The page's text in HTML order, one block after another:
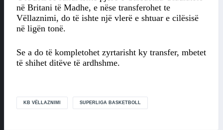
në Britani të Madhe, e nëse transferohet te
Vëllaznimi, do të ishte një vlerë e shtuar e cilësisë
në ligën tonë.
Se a do të kompletohet zyrtarisht ky transfer, mbetet
të shihet ditëve të ardhshme.
KB VËLLAZNIMI SUPERLIGA BASKETBOLL